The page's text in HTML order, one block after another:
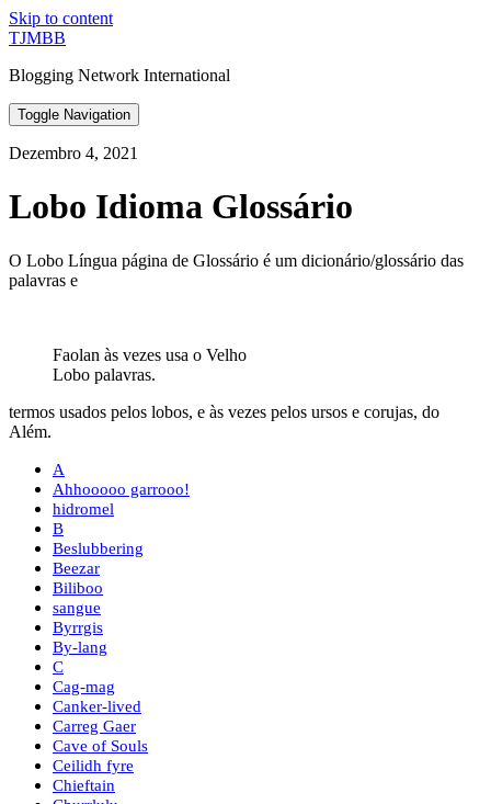
Skip to content
TJMBB
Blogging Network International
Toggle Navigation
Dezembro 4, 2021
Lobo Idioma Glossário
O Lobo Língua página de Glossário é um dicionário/glossário das
palavras e
Faolan às vezes usa o Velho
Lobo palavras.
termos usados pelos lobos, e às vezes pelos ursos e corujas, do
Além.
A
Ahhooooo garrooo!
hidromel
B
Beslubbering
Beezar
Biliboo
sangue
Byrrgis
By-lang
C
Cag-mag
Canker-lived
Carreg Gaer
Cave of Souls
Ceilidh fyre
Chieftain